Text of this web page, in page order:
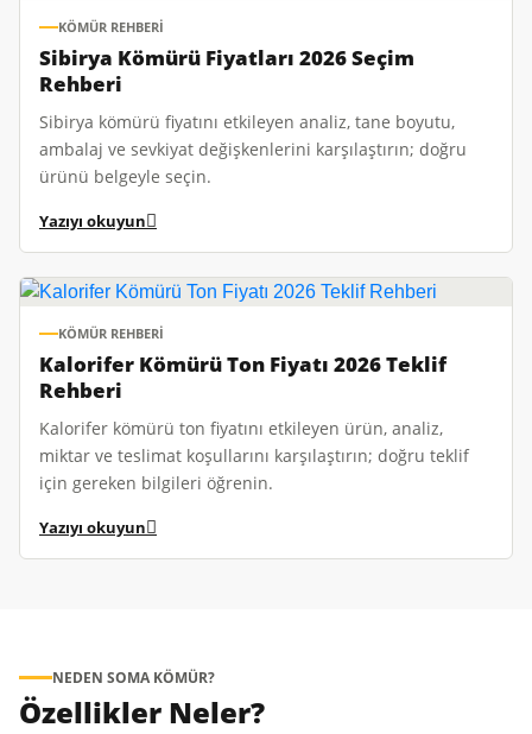
KÖMÜR REHBERI
Sibirya Kömürü Fiyatları 2026 Seçim
Rehberi
Sibirya kömürü fiyatını etkileyen analiz, tane boyutu,
ambalaj ve sevkiyat değişkenlerini karşılaştırın; doğru
ürünü belgeyle seçin.
Yazıyı okuyun
KÖMÜR REHBERI
Kalorifer Kömürü Ton Fiyatı 2026 Teklif
Rehberi
Kalorifer kömürü ton fiyatını etkileyen ürün, analiz,
miktar ve teslimat koşullarını karşılaştırın; doğru teklif
için gereken bilgileri öğrenin.
Yazıyı okuyun
NEDEN SOMA KÖMÜR?
Özellikler Neler?